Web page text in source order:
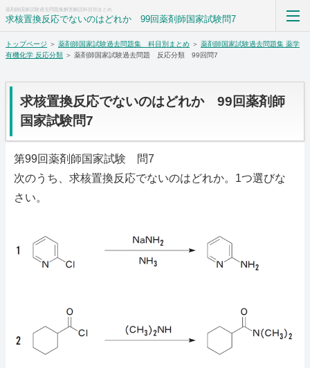
薬剤師国家試験過去問題集解答解説科目別まとめ
求核置換反応でないのはどれか 99回薬剤師国家試験問7
薬剤師国家試験過去問題集解答解説科目別まとめ
ホーム
RSS購読
トップページ ＞ 薬剤師国家試験過去問題集 科目別まとめ ＞ 薬剤師国家試験過去問題集 薬学
有機化学 反応分類 ＞ 薬剤師国家試験過去問題 反応分類 99回問7
求核置換反応でないのはどれか 99回薬剤師
国家試験問7
第99回薬剤師国家試験 問7
次のうち、求核置換反応でないのはどれか。1つ選びな
さい。